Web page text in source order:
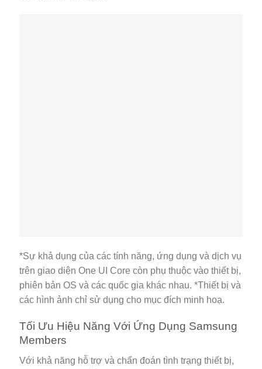
*Sự khả dụng của các tính năng, ứng dụng và dịch vụ
trên giao diện One UI Core còn phụ thuộc vào thiết bị,
phiên bản OS và các quốc gia khác nhau. *Thiết bị và
các hình ảnh chỉ sử dụng cho mục đích minh hoạ.
Tối Ưu Hiệu Năng Với Ứng Dụng Samsung
Members
Với khả năng hỗ trợ và chẩn đoán tình trạng thiết bị,